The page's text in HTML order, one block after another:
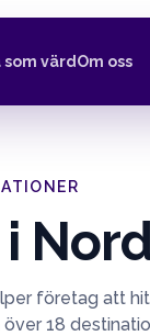
som värd Om oss
företag att
18